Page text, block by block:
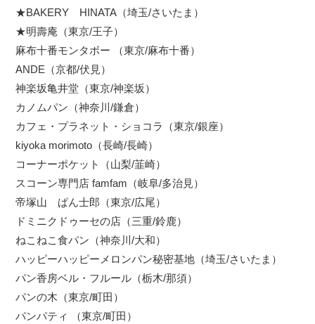
★BAKERY HINATA（埼玉/さいたま）
★明壽庵（東京/王子）
麻布十番モンタボー （東京/麻布十番）
ANDE（京都/伏見）
神楽坂亀井堂（東京/神楽坂）
カノムパン（神奈川/鎌倉）
カフェ・プラネット・ショコラ（東京/銀座）
kiyoka morimoto（長崎/長崎）
コーナーポケット（山梨/韮崎）
スコーン専門店 famfam（岐阜/多治見）
帝塚山 ぱん士郎（東京/広尾）
ドミニクドゥーセの店（三重/鈴鹿）
ねこねこ食パン（神奈川/大和）
ハッピーハッピーメロンパン秘密基地（埼玉/さいたま）
パン香房ベル・フルール（栃木/那須）
パンの木（東京/町田）
パンパティ （東京/町田）